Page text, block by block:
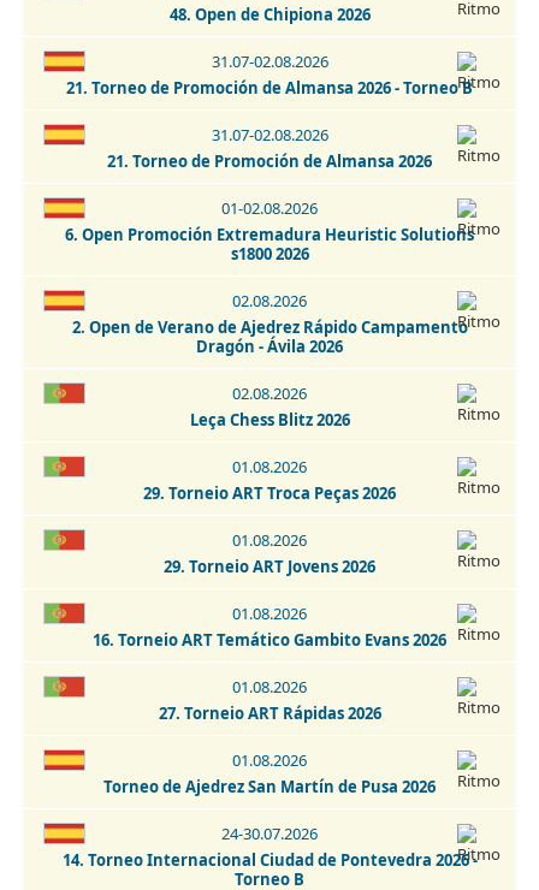
22-29.08.2026
Open Internacional de Ajedrez Clásico - San Cristobal de
La Laguna 2026
29.08.2026
13. Torneio Fatacil - Cidade De Lagoa - Memorial Armando
Lopes 2026
29-30.08.2026
Open Internacional de Ajedrez Activo - San Cristobal de La
Laguna 2026
30.08.2026
Torneo de Ajedrez Fiestas Virgen del Rosario Camarma de
Esteruelas 2026
30.08-06.09.2026
Escala Emporium Chess Open 2026
01-02.09.2026
2. IRT Sub-1800 Esphouses Hotel Playas de Guardamar 2026
01-06.09.2026
3. IRT Sub-2400 Esphouses Hotel Playas de Guardamar 2026
05.09.2026
6 Torneo Fiestas Patronales Navalcarnero 2026
05.09.2026
6. Torneo Fiestas Patronales Navalcarnero 2026 -
Categoría Infantil
05.09.2026
Torneo Super Blitz Chess Marathon Fiestas de Alcorcón
48. Open de Chipiona 2026
31.07-02.08.2026
21. Torneo de Promoción de Almansa 2026 - Torneo B
31.07-02.08.2026
21. Torneo de Promoción de Almansa 2026
01-02.08.2026
6. Open Promoción Extremadura Heuristic Solutions
s1800 2026
02.08.2026
2. Open de Verano de Ajedrez Rápido Campamento
Dragón - Ávila 2026
02.08.2026
Leça Chess Blitz 2026
01.08.2026
29. Torneio ART Troca Peças 2026
01.08.2026
29. Torneio ART Jovens 2026
01.08.2026
16. Torneio ART Temático Gambito Evans 2026
01.08.2026
27. Torneio ART Rápidas 2026
01.08.2026
Torneo de Ajedrez San Martín de Pusa 2026
24-30.07.2026
14. Torneo Internacional Ciudad de Pontevedra 2026 -
Torneo B